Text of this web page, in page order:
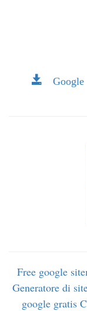
Free google
Generatore di
google gratis